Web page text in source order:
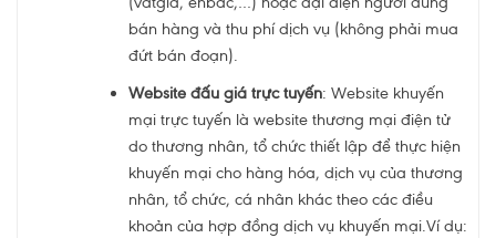
bán hàng và thu phí dịch vụ (không phải mua
đứt bán đoạn).
Website đấu giá trực tuyến: Website khuyến
mại trực tuyếnlà website thương mại điện tử
do thương nhân, tổ chức thiết lập để thực hiện
khuyến mại cho hàng hóa, dịch vụ của thương
nhân, tổ chức, cá nhân khác theo các điều
khoản của hợp đồng dịch vụ khuyến mại.Ví dụ: